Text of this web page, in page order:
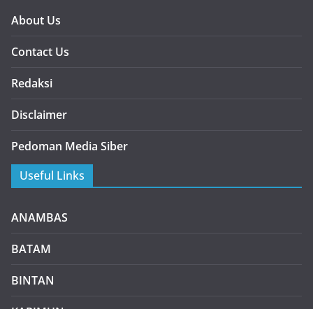
About Us
Contact Us
Redaksi
Disclaimer
Pedoman Media Siber
Useful Links
ANAMBAS
BATAM
BINTAN